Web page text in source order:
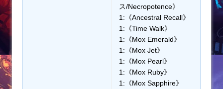
ス/Necropotence》
1:《Ancestral Recall》
1:《Time Walk》
1:《Mox Emerald》
1:《Mox Jet》
1:《Mox Pearl》
1:《Mox Ruby》
1:《Mox Sapphire》